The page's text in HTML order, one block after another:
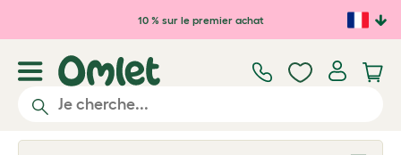
Passer au contenu principal
10 % sur le premier achat